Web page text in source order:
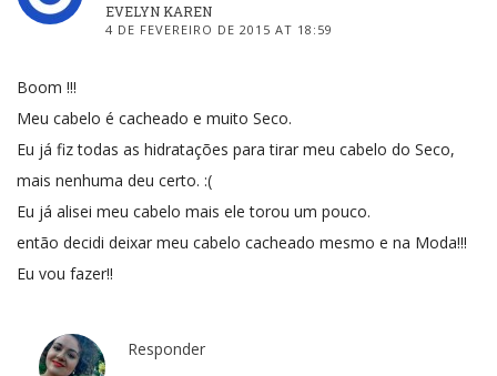
EVELYN KAREN
4 DE FEVEREIRO DE 2015 AT 18:59
Boom !!!
Meu cabelo é cacheado e muito Seco.
Eu já fiz todas as hidratações para tirar meu cabelo do Seco,
mais nenhuma deu certo. :(
Eu já alisei meu cabelo mais ele torou um pouco.
então decidi deixar meu cabelo cacheado mesmo e na Moda!!!
Eu vou fazer!!
Responder